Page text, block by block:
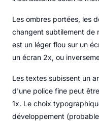
Les ombres portées, les
changent subtilement de
est un léger flou sur un
un écran 2x, ou
Les textes subissent un
d'une police fine peut
1x. Le choix
développement